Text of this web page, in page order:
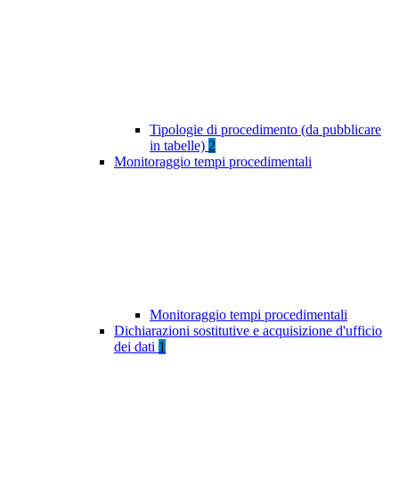
Tipologie di procedimento (da pubblicare
in tabelle) 2
Monitoraggio tempi procedimentali
Monitoraggio tempi procedimentali
Dichiarazioni sostitutive e acquisizione d'ufficio
dei dati 1